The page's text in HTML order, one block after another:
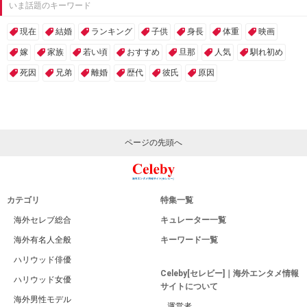
いま話題のキーワード
現在 結婚 ランキング 子供 身長 体重 映画
嫁 家族 若い頃 おすすめ 旦那 人気 馴れ初め
死因 兄弟 離婚 歴代 彼氏 原因
ページの先頭へ
カテゴリ
海外セレブ総合
海外有名人全般
ハリウッド俳優
ハリウッド女優
海外男性モデル
特集一覧
キュレーター一覧
キーワード一覧
Celeby[セレビー]｜海外エンタメ情報
サイトについて